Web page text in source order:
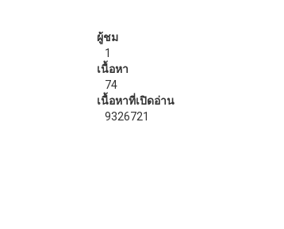
ผู้ชม
1
เนื้อหา
74
เนื้อหาที่เปิดอ่าน
9326721